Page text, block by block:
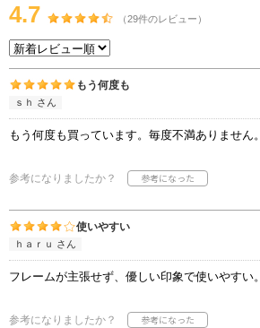
4.7 （29件のレビュー）
もう何度も
ｓｈ さん
もう何度も買っています。毎度不満ありません。
参考になりましたか？
使いやすい
ｈａｒｕ さん
フレームが主張せず、優しい印象で使いやすい。
参考になりましたか？